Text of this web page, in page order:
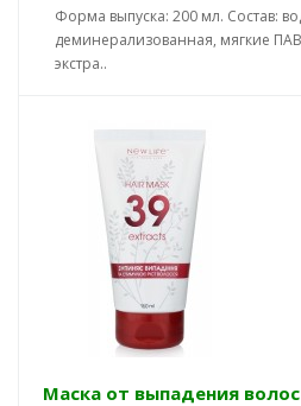
Форма выпуска: 200 мл. Состав:
деминерализованная, мягкие
экстра..
Маска от выпадения